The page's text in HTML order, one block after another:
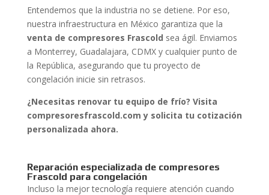
Entendemos que la industria no se detiene. Por eso,
nuestra infraestructura en México garantiza que la
venta de compresores Frascold sea ágil. Enviamos
a Monterrey, Guadalajara, CDMX y cualquier punto de
la República, asegurando que tu proyecto de
congelación inicie sin retrasos.
¿Necesitas renovar tu equipo de frío? Visita
compresoresfrascold.com y solicita tu cotización
personalizada ahora.
Reparación especializada de compresores
Frascold para congelación
Incluso la mejor tecnología requiere atención cuando